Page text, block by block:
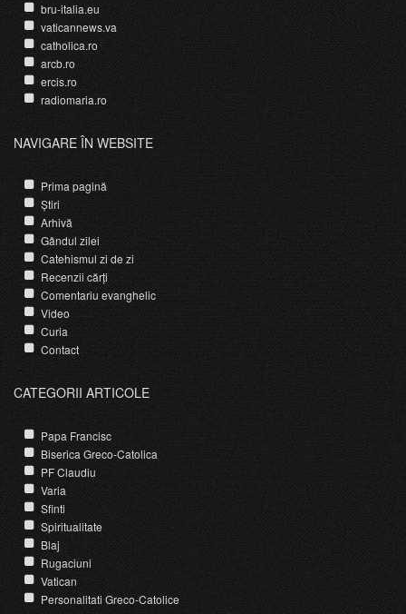
bru-italia.eu
vaticannews.va
catholica.ro
arcb.ro
ercis.ro
radiomaria.ro
NAVIGARE ÎN WEBSITE
Prima pagină
Știri
Arhivă
Gândul zilei
Catehismul zi de zi
Recenzii cărți
Comentariu evanghelic
Video
Curia
Contact
CATEGORII ARTICOLE
Papa Francisc
Biserica Greco-Catolica
PF Claudiu
Varia
Sfinti
Spiritualitate
Blaj
Rugaciuni
Vatican
Personalitati Greco-Catolice